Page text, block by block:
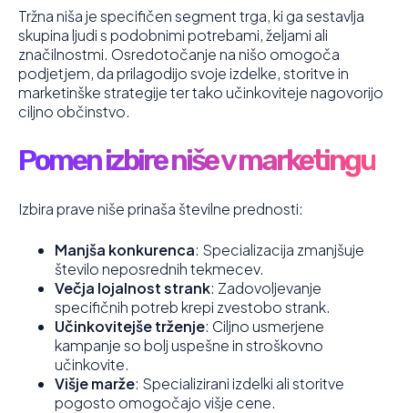
Tržna niša je specifičen segment trga, ki ga sestavlja
skupina ljudi s podobnimi potrebami, željami ali
značilnostmi. Osredotočanje na nišo omogoča
podjetjem, da prilagodijo svoje izdelke, storitve in
marketinške strategije ter tako učinkoviteje nagovorijo
ciljno občinstvo.
Pomen izbire niše v marketingu
Izbira prave niše prinaša številne prednosti:
Manjša konkurenca: Specializacija zmanjšuje
število neposrednih tekmecev.
Večja lojalnost strank: Zadovoljevanje
specifičnih potreb krepi zvestobo strank.
Učinkovitejše trženje: Ciljno usmerjene
kampanje so bolj uspešne in stroškovno
učinkovite.
Višje marže: Specializirani izdelki ali storitve
pogosto omogočajo višje cene.